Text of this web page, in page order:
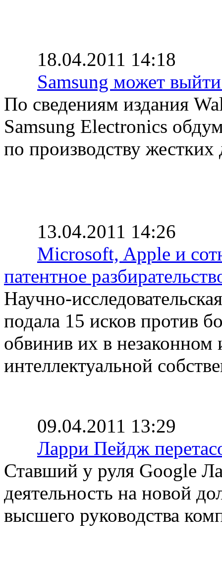
18.04.2011 14:18
Samsung может
По сведениям издания
Samsung Electronics
по производству жестких
13.04.2011 14:26
Microsoft, Apple и
патентное
Научно-
подала 15 исков против
обвинив их в незаконном
интеллектуальной
09.04.2011 13:29
Ларри Пейдж
Ставший у руля Google
деятельность на новой
высшего руководства